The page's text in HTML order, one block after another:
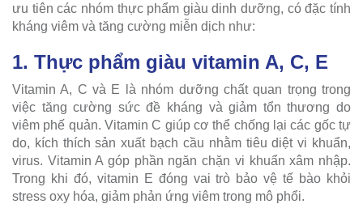
ưu tiên các nhóm thực phẩm giàu dinh dưỡng, có đặc tính
kháng viêm và tăng cường miễn dịch như:
1. Thực phẩm giàu vitamin A, C, E
Vitamin A, C và E là nhóm dưỡng chất quan trọng trong
việc tăng cường sức đề kháng và giảm tổn thương do
viêm phế quản. Vitamin C giúp cơ thể chống lại các gốc tự
do, kích thích sản xuất bạch cầu nhằm tiêu diệt vi khuẩn,
virus. Vitamin A góp phần ngăn chặn vi khuẩn xâm nhập.
Trong khi đó, vitamin E đóng vai trò bảo vệ tế bào khỏi
stress oxy hóa, giảm phản ứng viêm trong mô phổi.